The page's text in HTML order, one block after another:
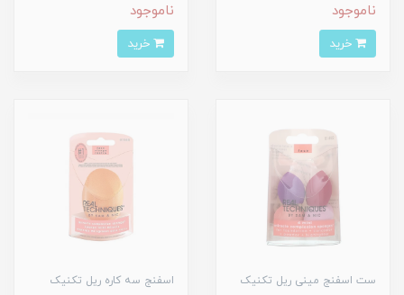
ناموجود ناموجود
ست اسفنج مینی ریل تکنیک اسفنج سه کاره ریل تکنیک